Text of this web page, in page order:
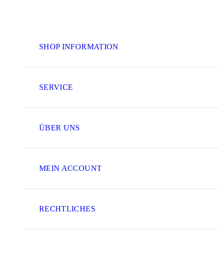
SHOP INFORMATION
SERVICE
ÜBER UNS
MEIN ACCOUNT
RECHTLICHES